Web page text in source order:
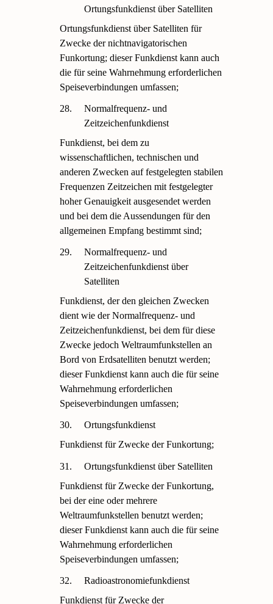
Ortungsfunkdienst über Satelliten
Ortungsfunkdienst über Satelliten für
Zwecke der nichtnavigatorischen
Funkortung; dieser Funkdienst kann auch
die für seine Wahrnehmung erforderlichen
Speiseverbindungen umfassen;
28.
Normalfrequenz- und
Zeitzeichenfunkdienst
Funkdienst, bei dem zu
wissenschaftlichen, technischen und
anderen Zwecken auf festgelegten stabilen
Frequenzen Zeitzeichen mit festgelegter
hoher Genauigkeit ausgesendet werden
und bei dem die Aussendungen für den
allgemeinen Empfang bestimmt sind;
29.
Normalfrequenz- und
Zeitzeichenfunkdienst über
Satelliten
Funkdienst, der den gleichen Zwecken
dient wie der Normalfrequenz- und
Zeitzeichenfunkdienst, bei dem für diese
Zwecke jedoch Weltraumfunkstellen an
Bord von Erdsatelliten benutzt werden;
dieser Funkdienst kann auch die für seine
Wahrnehmung erforderlichen
Speiseverbindungen umfassen;
30.
Ortungsfunkdienst
Funkdienst für Zwecke der Funkortung;
31.
Ortungsfunkdienst über Satelliten
Funkdienst für Zwecke der Funkortung,
bei der eine oder mehrere
Weltraumfunkstellen benutzt werden;
dieser Funkdienst kann auch die für seine
Wahrnehmung erforderlichen
Speiseverbindungen umfassen;
32.
Radioastronomiefunkdienst
Funkdienst für Zwecke der